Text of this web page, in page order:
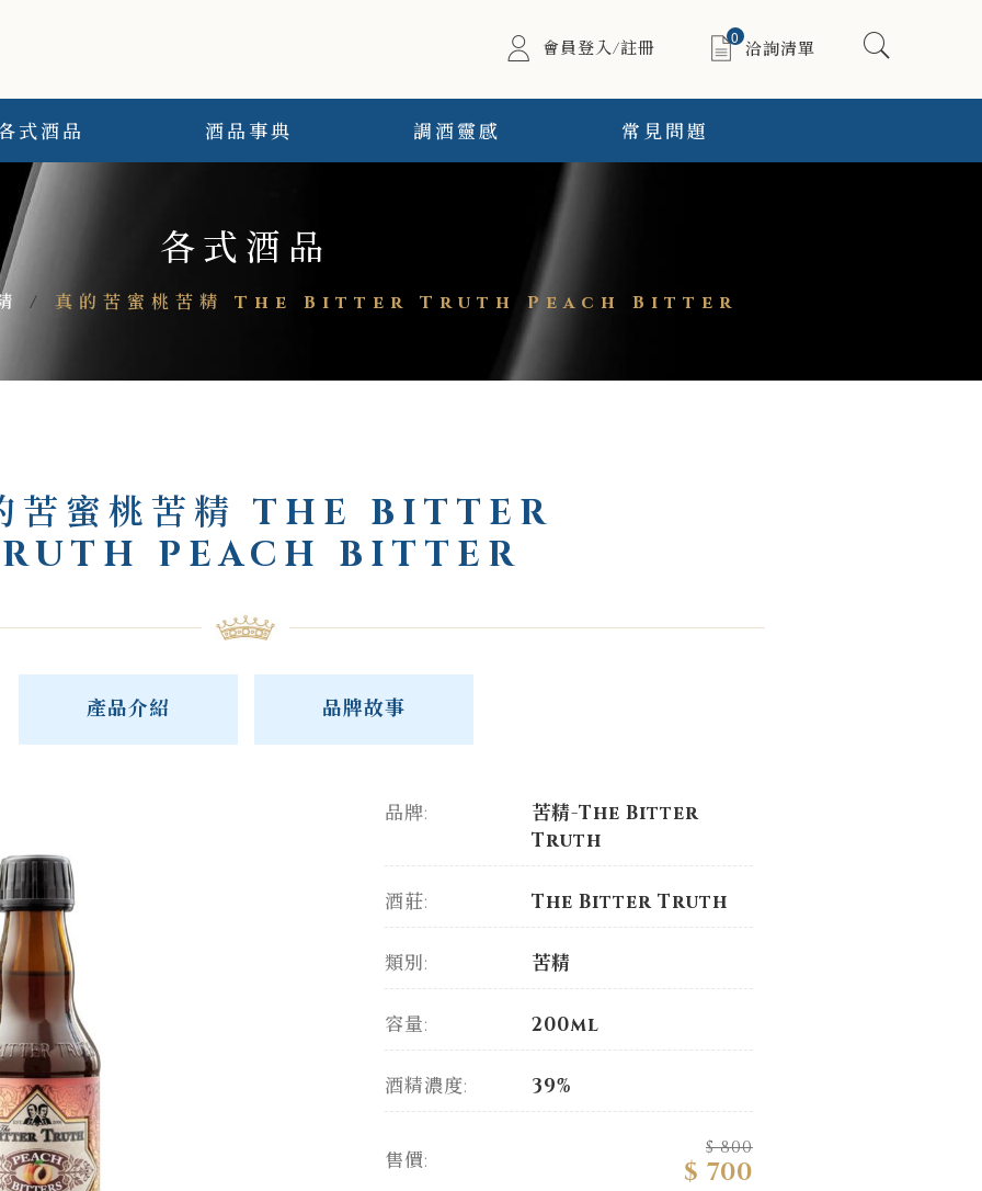
會員登入/註冊 0
洽詢清單
式酒品 酒品事典 調酒靈感 常見問題
各式酒品
/ 真的苦蜜桃苦精 The Bitter Truth Peach Bitter
苦蜜桃苦精 THE BITTER
PEACH BITTER
產品介紹 品牌故事
品牌:
苦精-The Bitter
Truth
酒莊: The Bitter Truth
類別: 苦精
容量: 200ml
酒精濃度: 39%
售價:
$ 800
$ 700